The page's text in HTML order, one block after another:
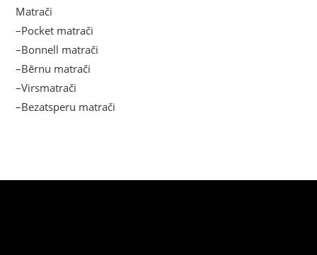
Matrači
–Pocket matrači
–Bonnell matrači
–Bērnu matrači
–Virsmatrači
–Bezatsperu matrači